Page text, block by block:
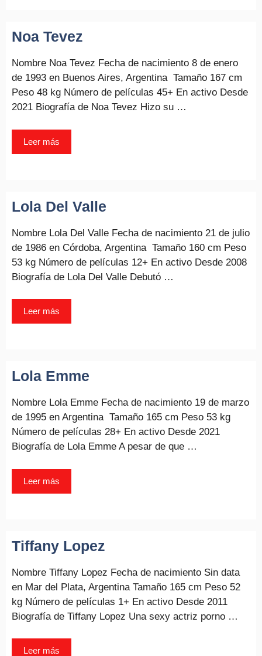
Noa Tevez
Nombre Noa Tevez Fecha de nacimiento 8 de enero
de 1993 en Buenos Aires, Argentina Tamaño 167 cm
Peso 48 kg Número de películas 45+ En activo Desde
2021 Biografía de Noa Tevez Hizo su …
Leer más
Lola Del Valle
Nombre Lola Del Valle Fecha de nacimiento 21 de julio
de 1986 en Córdoba, Argentina Tamaño 160 cm Peso
53 kg Número de películas 12+ En activo Desde 2008
Biografía de Lola Del Valle Debutó …
Leer más
Lola Emme
Nombre Lola Emme Fecha de nacimiento 19 de marzo
de 1995 en Argentina Tamaño 165 cm Peso 53 kg
Número de películas 28+ En activo Desde 2021
Biografía de Lola Emme A pesar de que …
Leer más
Tiffany Lopez
Nombre Tiffany Lopez Fecha de nacimiento Sin data
en Mar del Plata, Argentina Tamaño 165 cm Peso 52
kg Número de películas 1+ En activo Desde 2011
Biografía de Tiffany Lopez Una sexy actriz porno …
Leer más